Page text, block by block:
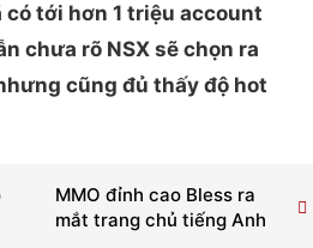
tới hơn 1 triệu account
chưa rõ NSX sẽ chọn ra
cũng đủ thấy độ hot
MMO đỉnh cao Bless ra
mắt trang chủ tiếng Anh